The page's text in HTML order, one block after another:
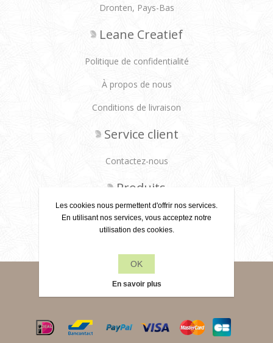
Dronten, Pays-Bas
Leane Creatief
Politique de confidentialité
À propos de nous
Conditions de livraison
Service client
Contactez-nous
Produits
Récemment vus
Powered bynopCommerce
Copyright © 2026 Leane Creatief BV. Tous droits réservés.
Les cookies nous permettent d'offrir nos services.
En utilisant nos services, vous acceptez notre
utilisation des cookies.
OK
En savoir plus